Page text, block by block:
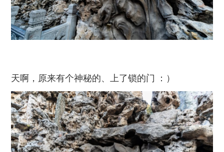
天啊，原来有个神秘的、上了锁的门 ：）